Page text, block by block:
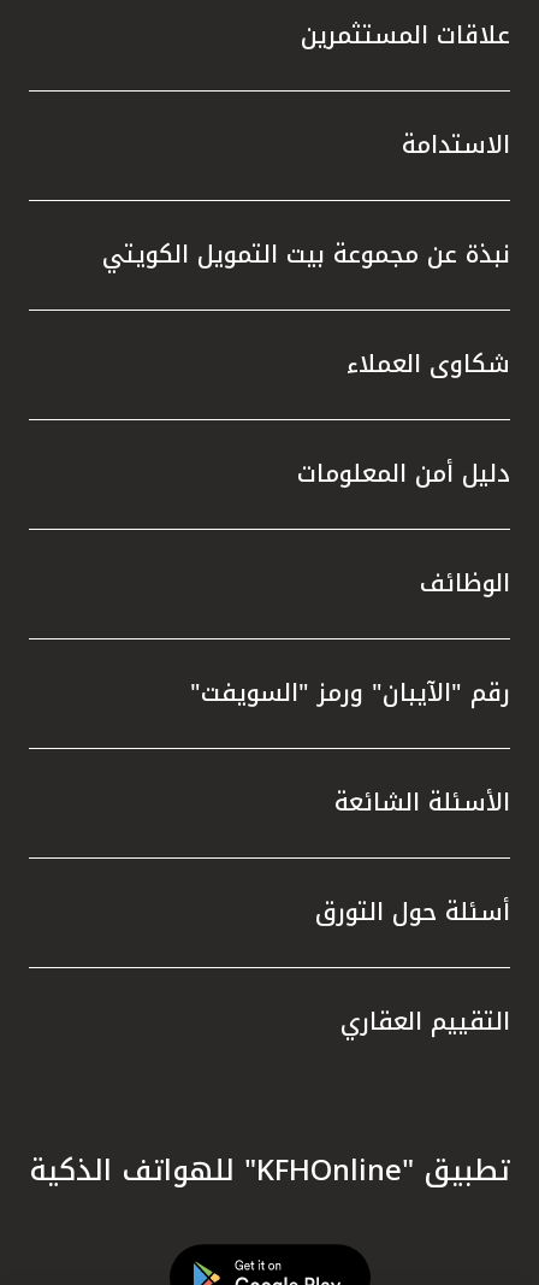
علاقات المستثمرين
الاستدامة
نبذة عن مجموعة بيت التمويل الكويتي
شكاوى العملاء
دليل أمن المعلومات
الوظائف
رقم "الآيبان" ورمز "السويفت"
الأسئلة الشائعة
أسئلة حول التورق
التقييم العقاري
تطبيق "KFHOnline" للهواتف الذكية